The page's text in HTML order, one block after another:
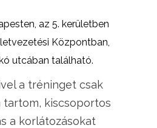
az 5. kerületben
Központban,
utcában található.
a tréninget csak
tartom, kiscsoportos
a korlátozásokat